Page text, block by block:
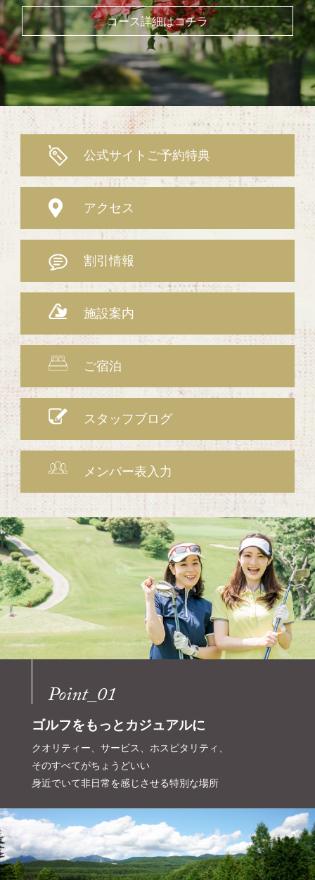
コース詳細はコチラ
公式サイトご予約特典
アクセス
割引情報
施設案内
ご宿泊
スタッフブログ
メンバー表入力
Point_01
ゴルフをもっとカジュアルに
クオリティー、サービス、ホスピタリティ、
そのすべてがちょうどいい
身近でいて非日常を感じさせる特別な場所